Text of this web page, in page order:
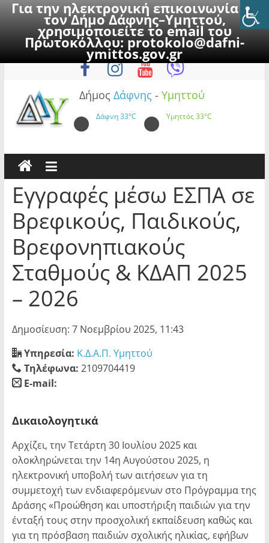
Για την ηλεκτρονική επικοινωνία με
τον Δήμο Δάφνης–Υμηττού,
χρησιμοποιείτε το email του
Πρωτοκόλλου:protokolo@dafni-
ymittos.gov.gr
to
Σάββατο, 8 Αυγούστου 2026
Δήμος Δάφνης - Υμηττού
Δάφνη33°C Υμηττός33°C
Εγγραφές μέσω ΕΣΠΑ σε
Βρεφικούς, Παιδικούς,
Βρεφονηπιακούς
Σταθμούς & ΚΔΑΠ 2025
– 2026
Δημοσίευση: 7 Νοεμβρίου 2025, 11:43
Υπηρεσία: Κ.Δ.Α.Π. Υμηττού
Τηλέφωνα: 2109704419
E-mail:
Δικαιολογητικά
Αρχίζει, την Τετάρτη 30 Ιουλίου 2025 και
ολοκληρώνεται την 14η Αυγούστου 2025, η
ηλεκτρονική υποβολή των αιτήσεων για τη
συμμετοχή των ενδιαφερόμενων στο Πρόγραμμα της
Δράσης «Προώθηση και υποστήριξη παιδιών για την
ένταξή τους στην προσχολική εκπαίδευση καθώς και
για τη πρόσβαση παιδιών σχολικής ηλικίας, εφήβων